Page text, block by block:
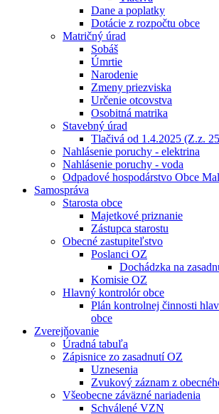
Dane a poplatky
Dotácie z rozpočtu obce
Matričný úrad
Sobáš
Úmrtie
Narodenie
Zmeny priezviska
Určenie otcovstva
Osobitná matrika
Stavebný úrad
Tlačivá od 1.4.2025 (Z.z.
Nahlásenie poruchy - elektrina
Nahlásenie poruchy - voda
Odpadové hospodárstvo Obce
Samospráva
Starosta obce
Majetkové priznanie
Zástupca starostu
Obecné zastupiteľstvo
Poslanci OZ
Dochádzka na
Komisie OZ
Hlavný kontrolór obce
Plán kontrolnej činnosti
obce
Zverejňovanie
Úradná tabuľa
Zápisnice zo zasadnutí OZ
Uznesenia
Zvukový záznam z
Všeobecne záväzné nariadenia
Schválené VZN